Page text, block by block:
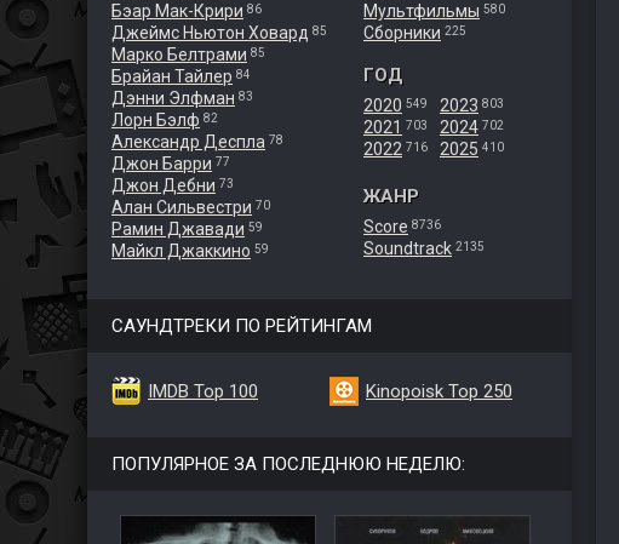
Бэар Мак-Крири 86
Джеймс Ньютон Ховард 85
Марко Белтрами 85
Брайан Тайлер 84
Дэнни Элфман 83
Лорн Бэлф 82
Александр Деспла 78
Джон Барри 77
Джон Дебни 73
Алан Сильвестри 70
Рамин Джавади 59
Майкл Джаккино 59
Мультфильмы 580
Сборники 225
ГОД
2020 549
2021 703
2022 716
2023 803
2024 702
2025 410
ЖАНР
Score 8736
Soundtrack 2135
САУНДТРЕКИ ПО РЕЙТИНГАМ
IMDB Top 100 Kinopoisk Top 250
ПОПУЛЯРНОЕ ЗА ПОСЛЕДНЮЮ НЕДЕЛЮ: